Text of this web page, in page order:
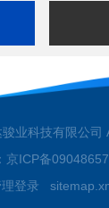
业科技有限公司
京ICP备
登录